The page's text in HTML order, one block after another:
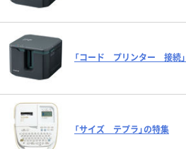
「コード プリンター 接続
「サイズ テプラ」の特集